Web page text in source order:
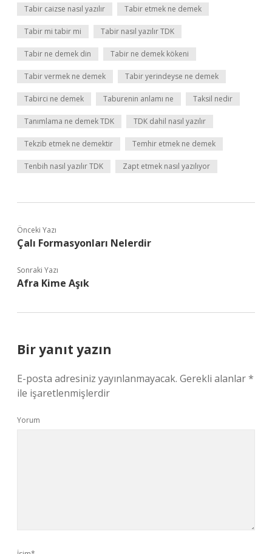
Tabir caizse nasıl yazılır Tabir etmek ne demek
Tabir mi tabir mi Tabir nasıl yazılır TDK
Tabir ne demek din Tabir ne demek kökeni
Tabir vermek ne demek Tabir yerindeyse ne demek
Tabirci ne demek Taburenin anlamı ne Taksil nedir
Tanımlama ne demek TDK TDK dahil nasıl yazılır
Tekzib etmek ne demektir Temhir etmek ne demek
Tenbih nasıl yazılır TDK Zapt etmek nasıl yazılıyor
Önceki Yazı
Çalı Formasyonları Nelerdir
Sonraki Yazı
Afra Kime Aşık
Bir yanıt yazın
E-posta adresiniz yayınlanmayacak. Gerekli alanlar*
ile işaretlenmişlerdir
Yorum